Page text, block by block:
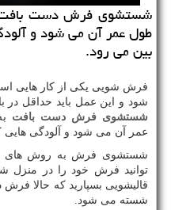
شستشوی فرش دست بافت
طول عمر آن می شود و
بین می رود.
فرش شویی یکی از کار هایی
شود و این عمل باید حداقل در
شستشوی فرش دست بافت
عمر آن می شود و آلودگی هایی
شستشوی فرش به روش های
توانید فرش خود را در منزل
قالیشویی بسپارید که حالا
شسته می شود.